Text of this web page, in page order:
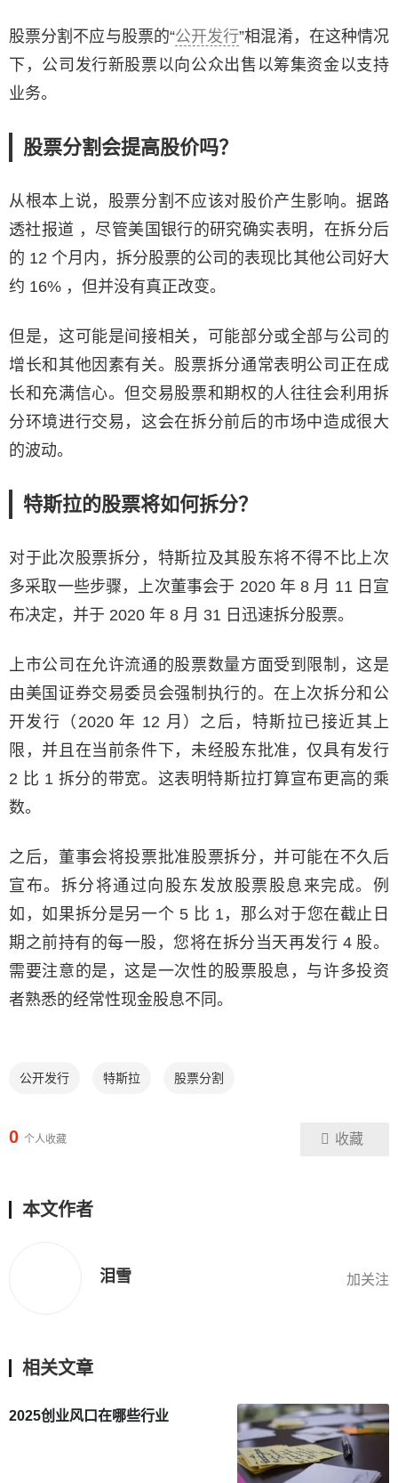
股票分割不应与股票的“公开发行”相混淆，在这种情况
下，公司发行新股票以向公众出售以筹集资金以支持
业务。
股票分割会提高股价吗？
从根本上说，股票分割不应该对股价产生影响。据路
透社报道 ，尽管美国银行的研究确实表明，在拆分后
的 12 个月内，拆分股票的公司的表现比其他公司好大
约 16% ，但并没有真正改变。
但是，这可能是间接相关，可能部分或全部与公司的
增长和其他因素有关。股票拆分通常表明公司正在成
长和充满信心。但交易股票和期权的人往往会利用拆
分环境进行交易，这会在拆分前后的市场中造成很大
的波动。
特斯拉的股票将如何拆分？
对于此次股票拆分，特斯拉及其股东将不得不比上次
多采取一些步骤，上次董事会于 2020 年 8 月 11 日宣
布决定，并于 2020 年 8 月 31 日迅速拆分股票。
上市公司在允许流通的股票数量方面受到限制，这是
由美国证券交易委员会强制执行的。在上次拆分和公
开发行（2020 年 12 月）之后，特斯拉已接近其上
限，并且在当前条件下，未经股东批准，仅具有发行
2 比 1 拆分的带宽。这表明特斯拉打算宣布更高的乘
数。
之后，董事会将投票批准股票拆分，并可能在不久后
宣布。拆分将通过向股东发放股票股息来完成。例
如，如果拆分是另一个 5 比 1，那么对于您在截止日
期之前持有的每一股，您将在拆分当天再发行 4 股。
需要注意的是，这是一次性的股票股息，与许多投资
者熟悉的经常性现金股息不同。
公开发行 特斯拉 股票分割
0 个人收藏 收藏
本文作者
泪雪 加关注
相关文章
2025创业风口在哪些行业